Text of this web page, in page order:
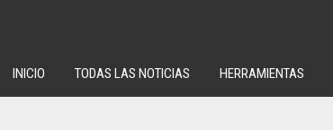
INICIO TODAS LAS NOTICIAS HERRAMIENTAS